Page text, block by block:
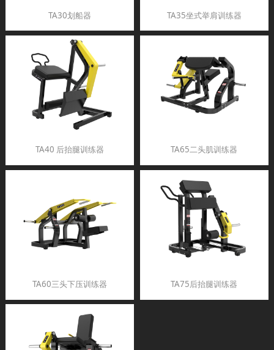
TA30划船器 TA35坐式举肩训练器
TA40 后抬腿训练器 TA65二头肌训练器
TA60三头下压训练器 TA75后抬腿训练器